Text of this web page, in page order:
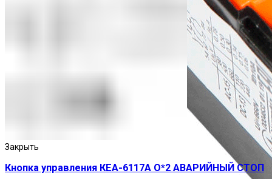
Закрыть
Кнопка управления КЕА-6117А О*2 АВАРИЙНЫЙ СТОП